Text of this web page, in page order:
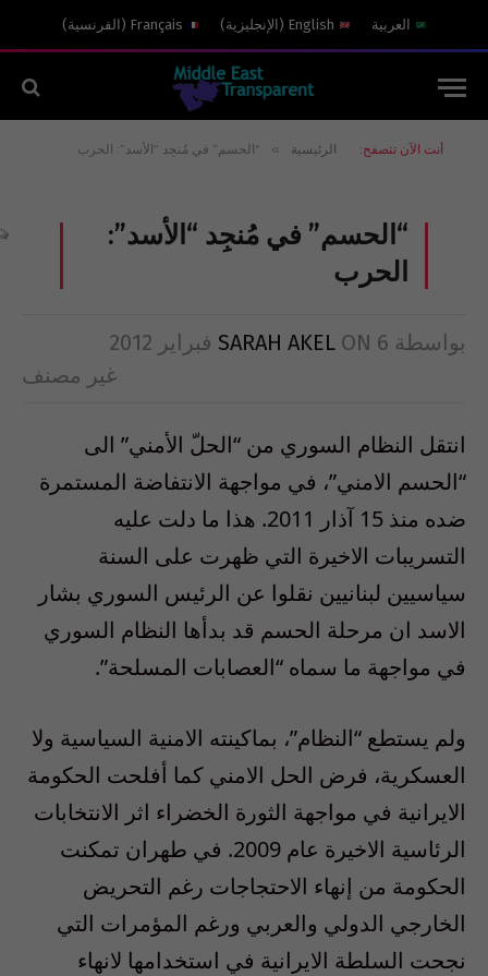
العربية English
( الإنجليزية)
Français
( الفرنسية)
أنت الآن تتصفح: الرئيسية » “الحسم” في مُنجِد “الأسد”: الحرب
“الحسم” في مُنجِد “الأسد”:
الحرب
بواسطة SARAH AKEL ON 6 فبراير 2012
غير مصنف
انتقل النظام السوري من “الحلّ الأمني” الى
“الحسم الامني”، في مواجهة الانتفاضة المستمرة
ضده منذ 15 آذار 2011. هذا ما دلت عليه
التسريبات الاخيرة التي ظهرت على السنة
سياسيين لبنانيين نقلوا عن الرئيس السوري بشار
الاسد ان مرحلة الحسم قد بدأها النظام السوري
في مواجهة ما سماه “العصابات المسلحة”.
ولم يستطع “النظام”، بماكينته الامنية السياسية ولا
العسكرية، فرض الحل الامني كما أفلحت الحكومة
الايرانية في مواجهة الثورة الخضراء اثر الانتخابات
الرئاسية الاخيرة عام 2009. في طهران تمكنت
الحكومة من إنهاء الاحتجاجات رغم التحريض
الخارجي الدولي والعربي ورغم المؤمرات التي
نجحت السلطة الايرانية في استخدامها لانهاء